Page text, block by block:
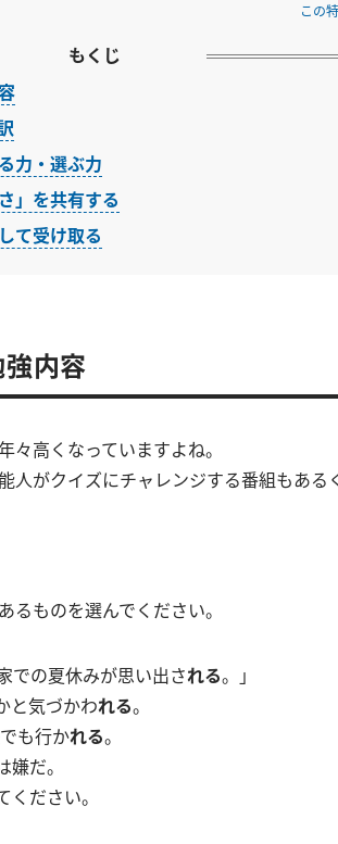
この
もくじ
力・選ぶ力
」を共有する
て受け取る
内容
高くなっていますよね。
がクイズにチャレンジする番組もある
ものを選んでください。
での夏休みが思い出される。」
と気づかわれる。
も行かれる。
嫌だ。
ださい。